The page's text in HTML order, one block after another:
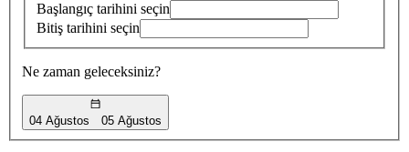
Başlangıç tarihini seçin
Bitiş tarihini seçin
Ne zaman geleceksiniz?
04 Ağustos 05 Ağustos